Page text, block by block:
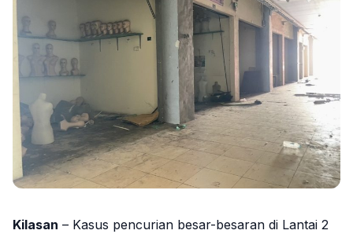
Kilasan – Kasus pencurian besar-besaran di Lantai 2